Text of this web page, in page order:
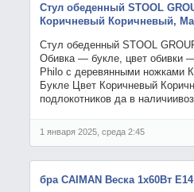
Стул обеденный STOOL
Коричневый Коричневый,
Стул обеденный STOOL
Обивка — букле, цвет обивки
Philo с деревянными ножками
Букле Цвет Коричневый
подлокотников да в
1 января 2025, среда 2:45
бра CAIMAN Веска 1х60Вт